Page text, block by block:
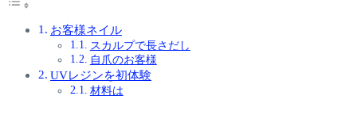
お客様ネイル
スカルプで長さだし
自爪のお客様
UVレジンを初体験
材料は